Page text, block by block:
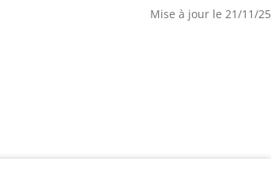
Mise à jour le 21/11/25